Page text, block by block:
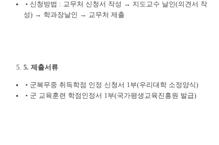
• 신청방법 : 교무처 신청서 작성 → 지도교수 날인(의견서 작
성) → 학과장날인 → 교무처 제출
5. 제출서류
• 군복무중 취득학점 인정 신청서 1부(우리대학 소정양식)
• 군 교육훈련 학점인정서 1부(국가평생교육진흥원 발급)